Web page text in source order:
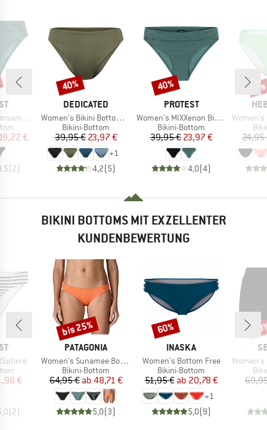
Bottom
Preis
€
(2)
MARKE
DEDICATED
Artikel
Women's Bikini Bottoms Sanda
Produktgruppe
Bikini-Bottom
Preis
39,95 €reduzierter Preis
23,97 €
+1
4,2(5)
Rabatt
40%
MARKE
PROTEST
Artikel
Women's MIXXenon Bikini Bottom
Produktgruppe
Bikini-Bottom
Preis
39,95 €reduzierter Preis
23,97 €
4,0(4)
Rabatt
40%
Artikel
Women's
24,95
BIKINI BOTTOMS MIT EXZELLENTER
KUNDENBEWERTUNG
Preis
€
(2)
MARKE
PATAGONIA
Artikel
Women's Sunamee Bottoms
Produktgruppe
Bikini-Bottom
Preis
64,95 € reduzierter Preis
ab 48,71 €
5,0(3)
Rabatt
bis 25%
MARKE
INASKA
Artikel
Women's Bottom Free
Produktgruppe
Bikini-Bottom
Preis
51,95 € reduzierter Preis
ab 20,78 €
+1
5,0(9)
Rabatt
60%
Artikel
Women's